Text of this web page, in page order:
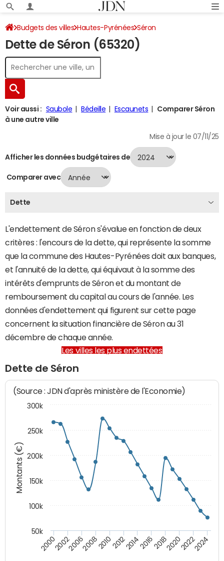
Budgets des villes Hautes-Pyrénées Séron
Dette au 31/12/2024
Dette de Séron (65320)
Voir aussi : Saubole Bédeille Escaunets
Comparer Séron
à une autre ville
Mise à jour le 07/11/25
Afficher les données budgétaires de
Comparer avec
Dette
L'endettement de Séron s'évalue en fonction de deux
critères : l'encours de la dette, qui représente la somme
que la commune des Hautes-Pyrénées doit aux banques,
et l'annuité de la dette, qui équivaut à la somme des
intérêts d'emprunts de Séron et du montant de
remboursement du capital au cours de l'année. Les
données d'endettement qui figurent sur cette page
concernent la situation financière de Séron au 31
décembre de chaque année.
Les villes les plus endettées
Dette de Séron
Montants (€)
(Source : JDN d'après ministère de l'Economie)
200020022006200820102012201420162018202020222024
50k
100k
150k
200k
250k
300k